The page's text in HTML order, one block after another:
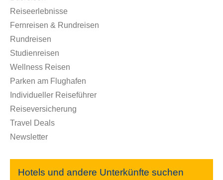
Reiseerlebnisse
Fernreisen & Rundreisen
Rundreisen
Studienreisen
Wellness Reisen
Parken am Flughafen
Individueller Reiseführer
Reiseversicherung
Travel Deals
Newsletter
Hotels und andere Unterkünfte suchen